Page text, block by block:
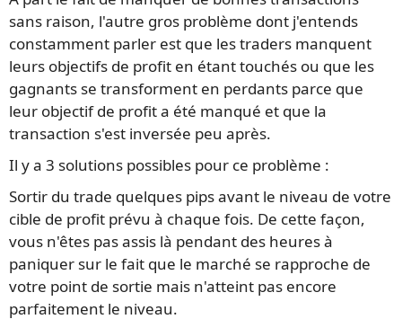
sans raison, l'autre gros problème dont j'entends
constamment parler est que les traders manquent
leurs objectifs de profit en étant touchés ou que les
gagnants se transforment en perdants parce que
leur objectif de profit a été manqué et que la
transaction s'est inversée peu après.
Il y a 3 solutions possibles pour ce problème :
Sortir du trade quelques pips avant le niveau de votre
cible de profit prévu à chaque fois. De cette façon,
vous n'êtes pas assis là pendant des heures à
paniquer sur le fait que le marché se rapproche de
votre point de sortie mais n'atteint pas encore
parfaitement le niveau.